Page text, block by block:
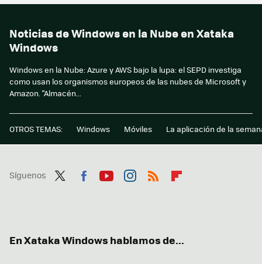
Noticias de Windows en la Nube en Xataka
Windows
Windows en la Nube: Azure y AWS bajo la lupa: el SEPD investiga
como usan los organismos europeos de las nubes de Microsoft y
Amazon. "Almacén...
OTROS TEMAS: Windows Móviles La aplicación de la
Síguenos
En Xataka Windows hablamos de...